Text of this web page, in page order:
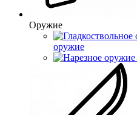
Оружие
оружие